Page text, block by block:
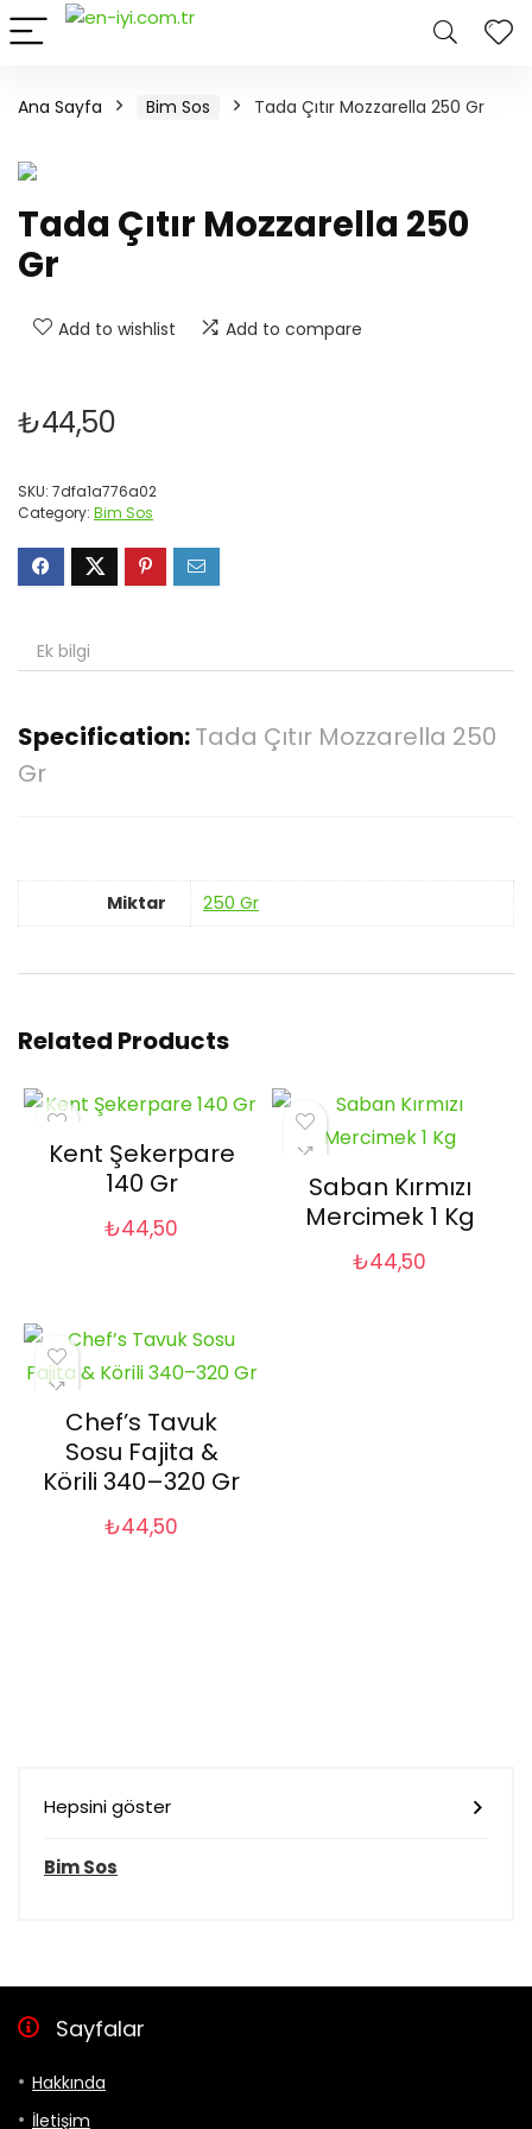
Ana Sayfa Bim Sos Tada Çıtır Mozzarella 250 Gr
Tada Çıtır Mozzarella 250
Gr
Add to wishlist Add to compare
₺44,50
SKU: 7dfa1a776a02
Category: Bim Sos
Ek bilgi
Specification:Tada Çıtır Mozzarella 250
Gr
Miktar 250 Gr
Related Products
Kent Şekerpare
140 Gr
₺44,50
Saban Kırmızı
Mercimek 1 Kg
₺44,50
Chef’s Tavuk
Sosu Fajita &
Körili 340–320 Gr
₺44,50
Hepsini göster
Bim Sos
Sayfalar
Hakkında
İletişim